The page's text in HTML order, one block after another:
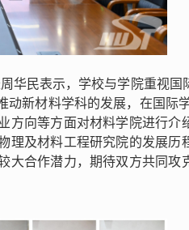
华民表示，学校与学院重视国
新材料学科的发展，在国际
方向等方面对材料学院进行介
理及材料工程研究院的发展历
大合作潜力，期待双方共同攻